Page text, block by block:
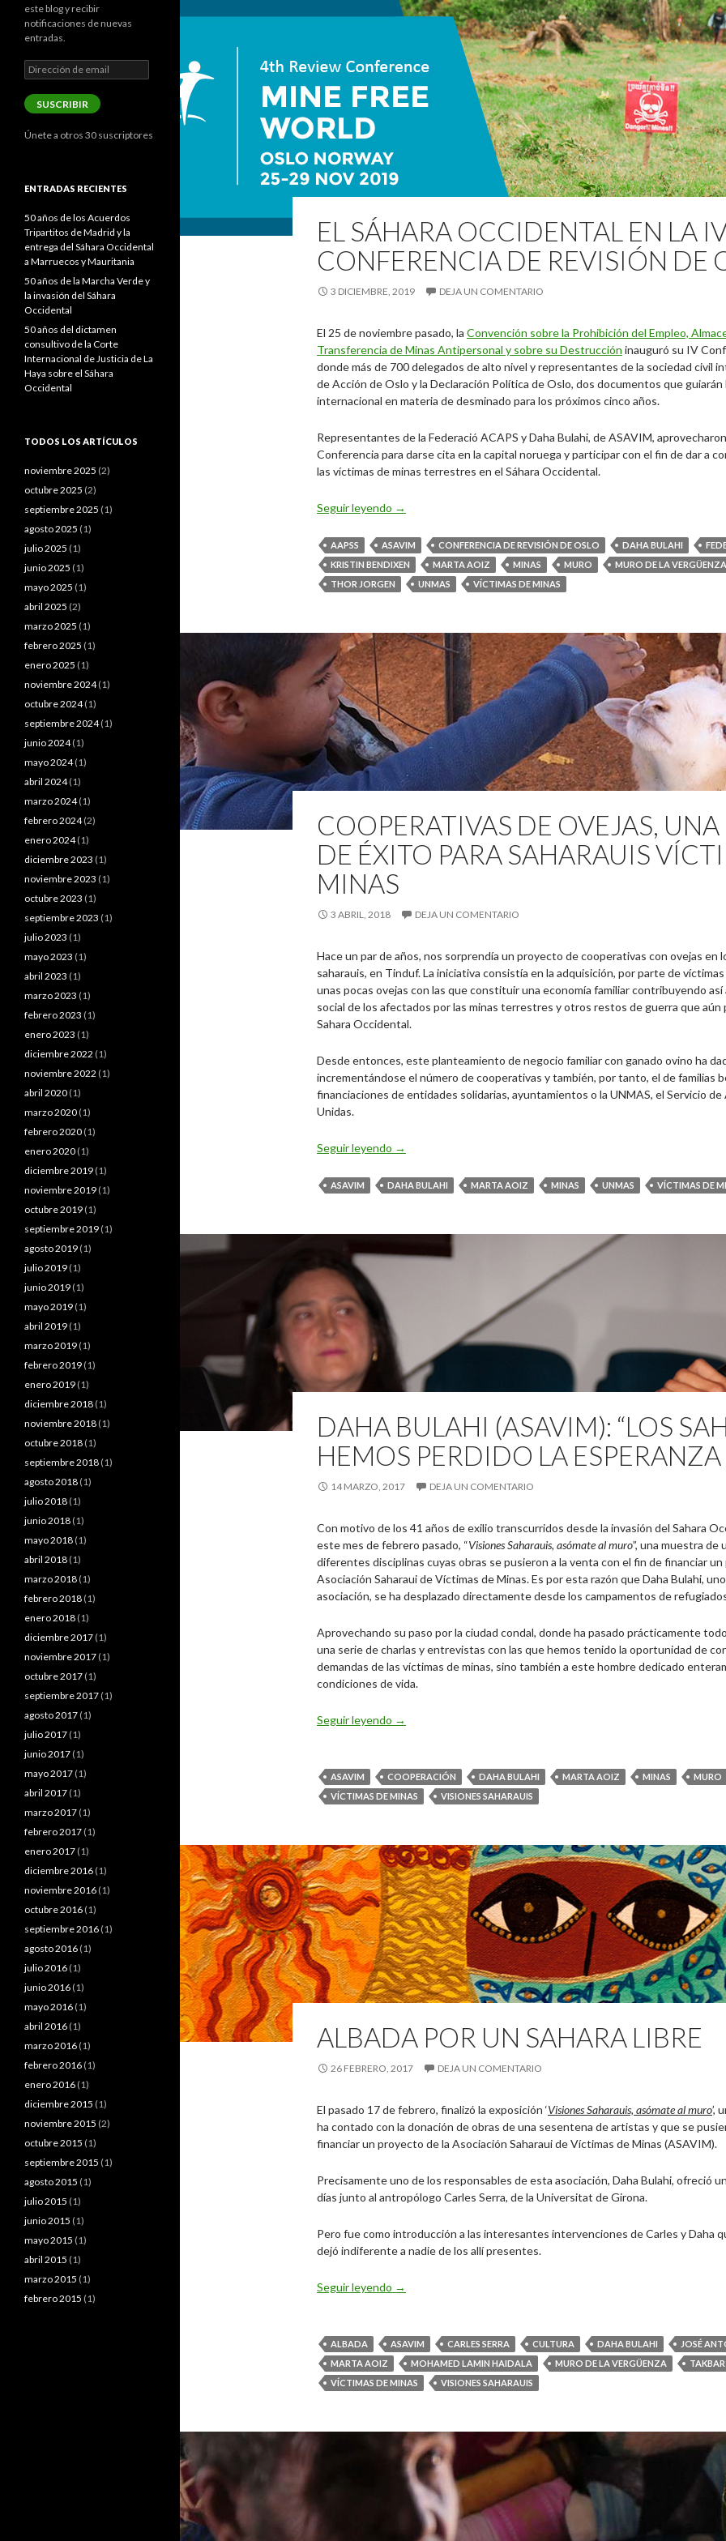
EL SÁHARA OCCIDENTAL EN LA
CONFERENCIA DE REVISIÓN DE
3 DICIEMBRE, 2019 DEJA UN COMENTARIO
El 25 de noviembre pasado, la Convención sobre la Prohibición del Empleo,
Transferencia de Minas Antipersonal y sobre su Destrucción inauguró su IV
donde más de 700 delegados de alto nivel y representantes de la sociedad civil
de Acción de Oslo y la Declaración Política de Oslo, dos documentos que
internacional en materia de desminado para los próximos cinco años.
Representantes de la Federació ACAPS y Daha Bulahi, de ASAVIM,
Conferencia para darse cita en la capital noruega y participar con el fin de dar a
las víctimas de minas terrestres en el Sáhara Occidental.
Seguir leyendo El Sáhara Occidental en la IV Conferencia de Revisión de Oslo
→
AAPSS ASAVIM CONFERENCIA DE REVISIÓN DE OSLO DAHA BULAHI
KRISTIN BENDIXEN
MARTA AOIZ MINAS MURO MURO DE LA VERGÜENZA
THOR JORGEN
UNMAS VÍCTIMAS DE MINAS
COOPERATIVAS DE OVEJAS,
DE ÉXITO PARA SAHARAUIS
MINAS
3 ABRIL, 2018 DEJA UN COMENTARIO
Hace un par de años, nos sorprendía un proyecto de cooperativas con ovejas en
saharauis, en Tinduf. La iniciativa consistía en la adquisición, por parte de
unas pocas ovejas con las que constituir una economía familiar contribuyendo
social de los afectados por las minas terrestres y otros restos de guerra que
Sahara Occidental.
Desde entonces, este planteamiento de negocio familiar con ganado ovino ha
incrementándose el número de cooperativas y también, por tanto, el de familias
financiaciones de entidades solidarias, ayuntamientos o la UNMAS, el Servicio
Unidas.
Seguir leyendo Cooperativas de ovejas, una iniciativa de éxito para saharauis
→
ASAVIM DAHA BULAHI MARTA AOIZ MINAS UNMAS VÍCTIMAS DE
DAHA BULAHI (ASAVIM): “LOS
HEMOS PERDIDO LA ESPERANZA
14 MARZO, 2017 DEJA UN COMENTARIO
Con motivo de los 41 años de exilio transcurridos desde la invasión del Sahara
este mes de febrero pasado, “Visiones Saharauis, asómate al muro”, una muestra
diferentes disciplinas cuyas obras se pusieron a la venta con el fin de financiar
Asociación Saharaui de Víctimas de Minas. Es por esta razón que Daha Bulahi,
asociación, se ha desplazado directamente desde los campamentos de
Aprovechando su paso por la ciudad condal, donde ha pasado prácticamente
una serie de charlas y entrevistas con las que hemos tenido la oportunidad de
demandas de las víctimas de minas, sino también a este hombre dedicado
condiciones de vida.
Seguir leyendo Daha Bulahi (ASAVIM): “Los saharauis hemos perdido la esperanza
→
ASAVIM COOPERACIÓN DAHA BULAHI MARTA AOIZ MINAS MURO
VÍCTIMAS DE MINAS
VISIONES SAHARAUIS
ALBADA POR UN SAHARA LIBRE
26 FEBRERO, 2017 DEJA UN COMENTARIO
El pasado 17 de febrero, finalizó la exposición ‘Visiones Saharauis, asómate al muro’,
ha contado con la donación de obras de una sesentena de artistas y que se
financiar un proyecto de la Asociación Saharaui de Víctimas de Minas (ASAVIM).
Precisamente uno de los responsables de esta asociación, Daha Bulahi, ofreció
días junto al antropólogo Carles Serra, de la Universitat de Girona.
Pero fue como introducción a las interesantes intervenciones de Carles y Daha
dejó indiferente a nadie de los allí presentes.
Seguir leyendo Albada por un Sahara Libre
→
ALBADA ASAVIM CARLES SERRA CULTURA DAHA BULAHI
JOSÉ
MARTA AOIZ
MOHAMED LAMIN HAIDALA MURO DE LA VERGÜENZA
VÍCTIMAS DE MINAS
VISIONES SAHARAUIS
este blog y recibir
notificaciones de nuevas
entradas.
Dirección
de
email
SUSCRIBIR
Únete a otros 30 suscriptores
ENTRADAS RECIENTES
50 años de los Acuerdos
Tripartitos de Madrid y la
entrega del Sáhara Occidental
a Marruecos y Mauritania
50 años de la Marcha Verde y
la invasión del Sáhara
Occidental
50 años del dictamen
consultivo de la Corte
Internacional de Justicia de La
Haya sobre el Sáhara
Occidental
TODOS LOS ARTÍCULOS
noviembre 2025 (2)
octubre 2025 (2)
septiembre 2025 (1)
agosto 2025 (1)
julio 2025 (1)
junio 2025 (1)
mayo 2025 (1)
abril 2025 (2)
marzo 2025 (1)
febrero 2025 (1)
enero 2025 (1)
noviembre 2024(1)
octubre 2024(1)
septiembre 2024(1)
junio 2024(1)
mayo 2024(1)
abril 2024(1)
marzo 2024(1)
febrero 2024(2)
enero 2024(1)
diciembre 2023 (1)
noviembre 2023 (1)
octubre 2023 (1)
septiembre 2023 (1)
julio 2023 (1)
mayo 2023 (1)
abril 2023 (1)
marzo 2023 (1)
febrero 2023 (1)
enero 2023 (1)
diciembre 2022 (1)
noviembre 2022 (1)
abril 2020 (1)
marzo 2020 (1)
febrero 2020 (1)
enero 2020 (1)
diciembre 2019 (1)
noviembre 2019 (1)
octubre 2019 (1)
septiembre 2019 (1)
agosto 2019 (1)
julio 2019 (1)
junio 2019 (1)
mayo 2019 (1)
abril 2019 (1)
marzo 2019 (1)
febrero 2019 (1)
enero 2019 (1)
diciembre 2018 (1)
noviembre 2018 (1)
octubre 2018 (1)
septiembre 2018 (1)
agosto 2018 (1)
julio 2018 (1)
junio 2018 (1)
mayo 2018 (1)
abril 2018 (1)
marzo 2018 (1)
febrero 2018 (1)
enero 2018 (1)
diciembre 2017 (1)
noviembre 2017 (1)
octubre 2017 (1)
septiembre 2017 (1)
agosto 2017 (1)
julio 2017 (1)
junio 2017 (1)
mayo 2017 (1)
abril 2017 (1)
marzo 2017 (1)
febrero 2017 (1)
enero 2017 (1)
diciembre 2016 (1)
noviembre 2016 (1)
octubre 2016 (1)
septiembre 2016 (1)
agosto 2016 (1)
julio 2016 (1)
junio 2016 (1)
mayo 2016 (1)
abril 2016 (1)
marzo 2016 (1)
febrero 2016 (1)
enero 2016 (1)
diciembre 2015 (1)
noviembre 2015 (2)
octubre 2015 (1)
septiembre 2015 (1)
agosto 2015 (1)
julio 2015 (1)
junio 2015 (1)
mayo 2015 (1)
abril 2015 (1)
marzo 2015 (1)
febrero 2015 (1)